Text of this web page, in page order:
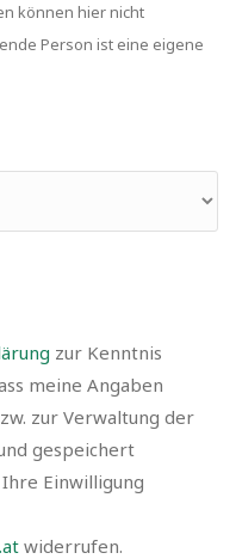
können hier nicht
Person ist eine eigene
zur Kenntnis
meine Angaben
zur Verwaltung der
gespeichert
Einwilligung
widerrufen.